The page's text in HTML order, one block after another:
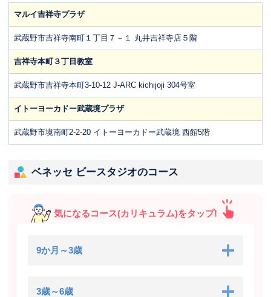
マルイ吉祥寺プラザ
武蔵野市吉祥寺南町１丁目７－１ 丸井吉祥寺店５階
吉祥寺本町３丁目教室
武蔵野市吉祥寺本町3-10-12 J-ARC kichijoji 304号室
イトーヨーカドー武蔵境プラザ
武蔵野市境南町2-2-20 イトーヨーカドー武蔵境 西館5階
ベネッセ ビースタジオのコース
気になるコース(カリキュラム)をタップ!
9か月～3歳
3歳～6歳